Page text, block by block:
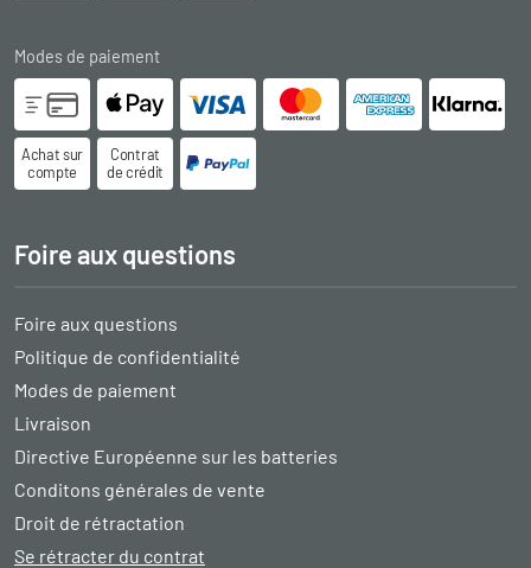
Modes de paiement
Achat sur
compte
Contrat
de crédit
Foire aux questions
Foire aux questions
Politique de confidentialité
Modes de paiement
Livraison
Directive Européenne sur les batteries
Conditons générales de vente
Droit de rétractation
Se rétracter du contrat